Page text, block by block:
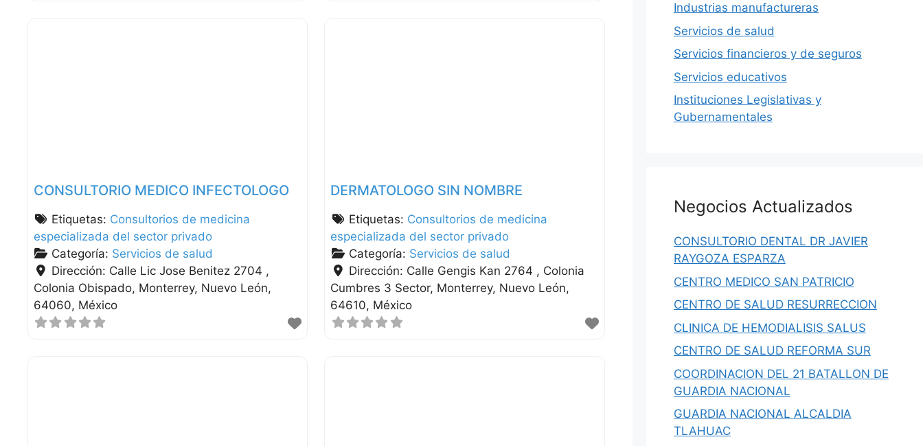
CONSULTORIO MEDICO INFECTOLOGO
Etiquetas: Consultorios de medicina
especializada del sector privado
Categoría: Servicios de salud
Dirección: Calle Lic Jose Benitez 2704 ,
Colonia Obispado Monterrey Nuevo León
64060 México
DERMATOLOGO SIN NOMBRE
Etiquetas: Consultorios de medicina
especializada del sector privado
Categoría: Servicios de salud
Dirección: Calle Gengis Kan 2764 , Colonia
Cumbres 3 Sector Monterrey Nuevo León
64610 México
Industrias manufactureras
Servicios de salud
Servicios financieros y de seguros
Servicios educativos
Instituciones Legislativas y
Gubernamentales
Negocios Actualizados
CONSULTORIO DENTAL DR JAVIER
RAYGOZA ESPARZA
CENTRO MEDICO SAN PATRICIO
CENTRO DE SALUD RESURRECCION
CLINICA DE HEMODIALISIS SALUS
CENTRO DE SALUD REFORMA SUR
COORDINACION DEL 21 BATALLON DE
GUARDIA NACIONAL
GUARDIA NACIONAL ALCALDIA
TLAHUAC